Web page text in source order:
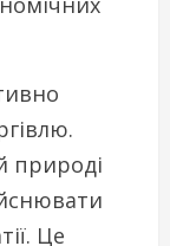
природі
Це